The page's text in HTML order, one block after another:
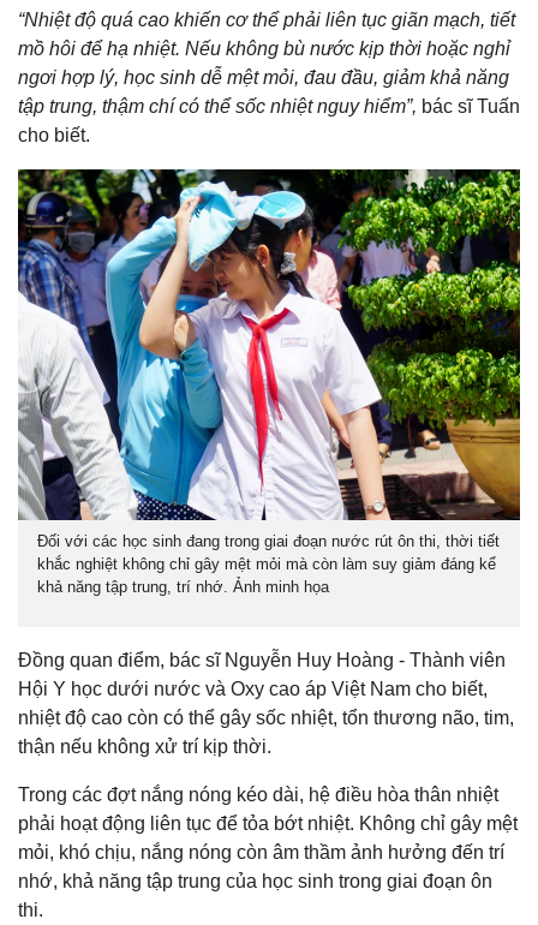
“Nhiệt độ quá cao khiến cơ thể phải liên tục giãn mạch, tiết
mồ hôi để hạ nhiệt. Nếu không bù nước kịp thời hoặc nghỉ
ngơi hợp lý, học sinh dễ mệt mỏi, đau đầu, giảm khả năng
tập trung, thậm chí có thể sốc nhiệt nguy hiểm”, bác sĩ Tuấn
cho biết.
Đối với các học sinh đang trong giai đoạn nước rút ôn thi, thời tiết
khắc nghiệt không chỉ gây mệt mỏi mà còn làm suy giảm đáng kể
khả năng tập trung, trí nhớ. Ảnh minh họa
Đồng quan điểm, bác sĩ Nguyễn Huy Hoàng - Thành viên
Hội Y học dưới nước và Oxy cao áp Việt Nam cho biết,
nhiệt độ cao còn có thể gây sốc nhiệt, tổn thương não, tim,
thận nếu không xử trí kịp thời.
Trong các đợt nắng nóng kéo dài, hệ điều hòa thân nhiệt
phải hoạt động liên tục để tỏa bớt nhiệt. Không chỉ gây mệt
mỏi, khó chịu, nắng nóng còn âm thầm ảnh hưởng đến trí
nhớ, khả năng tập trung của học sinh trong giai đoạn ôn
thi.